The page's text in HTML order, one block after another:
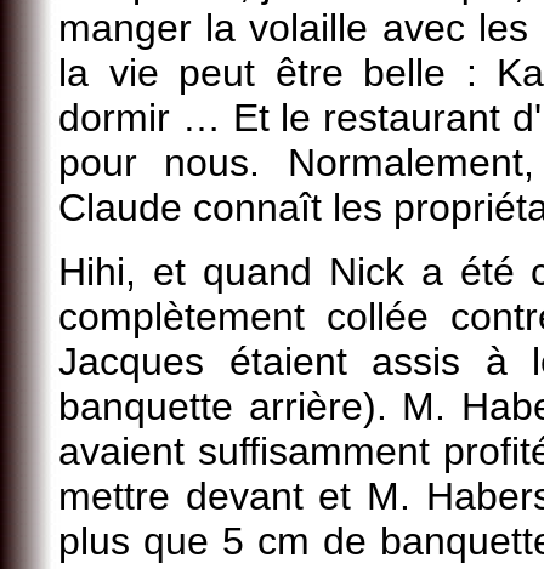
manger la volaille avec
la vie peut être belle :
dormir … Et le restaurant
pour nous.
Claude connaît les
Hihi, et quand Nick a été
complètement collée
Jacques étaient assis
banquette arrière). M.
avaient suffisamment
mettre devant et M.
plus que 5 cm de